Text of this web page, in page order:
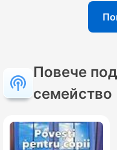
Повече
семейство